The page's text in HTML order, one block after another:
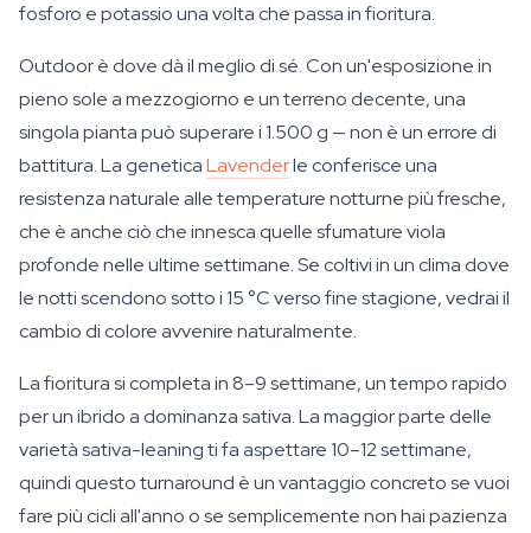
fosforo e potassio una volta che passa in fioritura.
Outdoor è dove dà il meglio di sé. Con un'esposizione in
pieno sole a mezzogiorno e un terreno decente, una
singola pianta può superare i 1.500 g — non è un errore di
battitura. La geneticaLavenderle conferisce una
resistenza naturale alle temperature notturne più fresche,
che è anche ciò che innesca quelle sfumature viola
profonde nelle ultime settimane. Se coltivi in un clima dove
le notti scendono sotto i 15 °C verso fine stagione, vedrai il
cambio di colore avvenire naturalmente.
La fioritura si completa in 8–9 settimane, un tempo rapido
per un ibrido a dominanza sativa. La maggior parte delle
varietà sativa-leaning ti fa aspettare 10–12 settimane,
quindi questo turnaround è un vantaggio concreto se vuoi
fare più cicli all'anno o se semplicemente non hai pazienza